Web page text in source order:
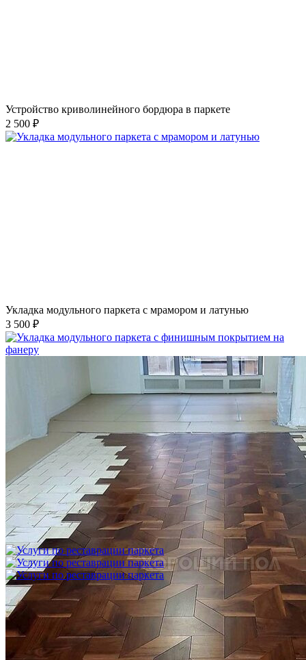
Устройство криволинейного бордюра в паркете
2 500 ₽
Укладка модульного паркета с мрамором и латунью
3 500 ₽
Укладка модульного паркета с финишным покрытием на
фанеру
3 600 ₽